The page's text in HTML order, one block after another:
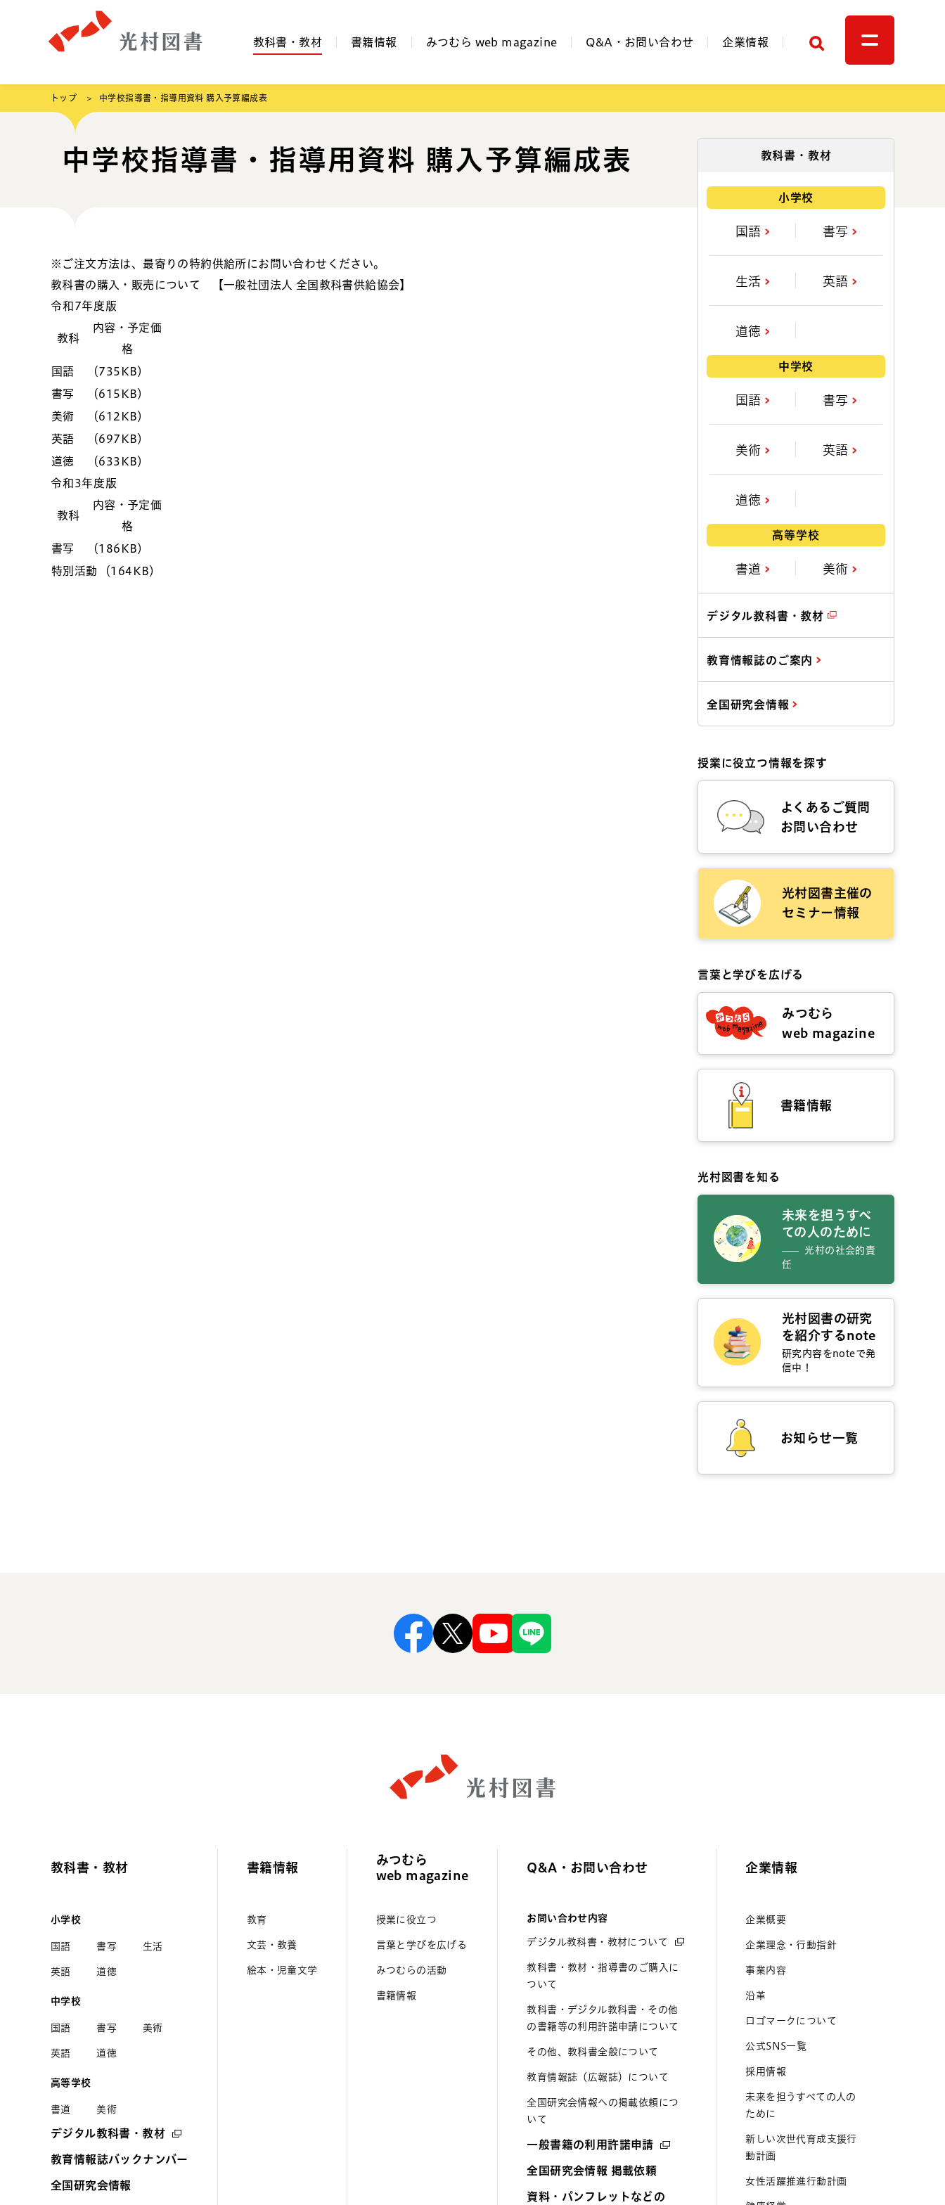
教科書・教材 書籍情報 みつむら web magazine Q&A・お問い合わせ 企業情報 検索
トップ 中学校指導書・指導用資料 購入予算編成表
中学校指導書・指導用資料 購入予算編成表
※ご注文方法は、最寄りの特約供給所にお問い合わせください。
教科書の購入・販売について 【一般社団法人 全国教科書供給協会】
令和7年度版
教科
内容・予定価
格
国語
（735KB）
書写
（615KB）
美術
（612KB）
英語
（697KB）
道徳
（633KB）
令和3年度版
教科
内容・予定価
格
書写
（186KB）
特別活動
（164KB）
教科書・教材
小学校
国語 書写
生活 英語
道徳
中学校
国語 書写
美術 英語
道徳
高等学校
書道 美術
デジタル教科書・教材
教育情報誌のご案内
全国研究会情報
授業に役立つ情報を探す
よくあるご質問
お問い合わせ
光村図書主催の
セミナー情報
言葉と学びを広げる
みつむら
web magazine
書籍情報
光村図書を知る
未来を担うすべ
ての人のために
光村の社会的責
任
光村図書の研究
を紹介するnote
研究内容をnoteで発
信中！
お知らせ一覧
教科書・教材
小学校
国語 書写 生活
英語 道徳
中学校
国語 書写 美術
英語 道徳
高等学校
書道 美術
デジタル教科書・教材
教育情報誌バックナンバー
全国研究会情報
書籍情報
教育
文芸・教養
絵本・児童文学
みつむら
web magazine
授業に役立つ
言葉と学びを広げる
みつむらの活動
書籍情報
Q&A・お問い合わせ
お問い合わせ内容
デジタル教科書・教材について
教科書・教材・指導書のご購入に
ついて
教科書・デジタル教科書・その他
の書籍等の利用許諾申請について
その他、教科書全般について
教育情報誌（広報誌）について
全国研究会情報への掲載依頼につ
いて
一般書籍の利用許諾申請
全国研究会情報 掲載依頼
資料・パンフレットなどの
企業情報
企業概要
企業理念・行動指針
事業内容
沿革
ロゴマークについて
公式SNS一覧
採用情報
未来を担うすべての人の
ために
新しい次世代育成支援行
動計画
女性活躍推進行動計画